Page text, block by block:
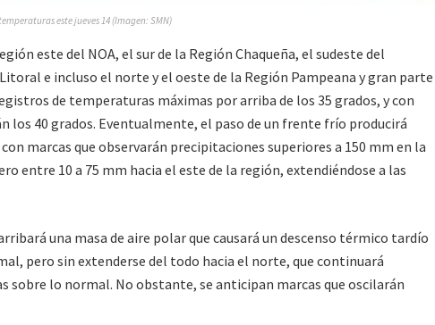
este jueves 14 (Imagen: SMN)
este del NOA, el sur de la Región Chaqueña, el sudeste del
e incluso el norte y el oeste de la Región Pampeana y gran parte
de temperaturas máximas por arriba de los 35 grados, y con
los 40 grados. Eventualmente, el paso de un frente frío producirá
marcas que observarán precipitaciones superiores a 150 mm en la
entre 10 a 75 mm hacia el este de la región, extendiéndose a las
una masa de aire polar que causará un descenso térmico tardío
pero sin extenderse del todo hacia el norte, que continuará
sobre lo normal. No obstante, se anticipan marcas que oscilarán